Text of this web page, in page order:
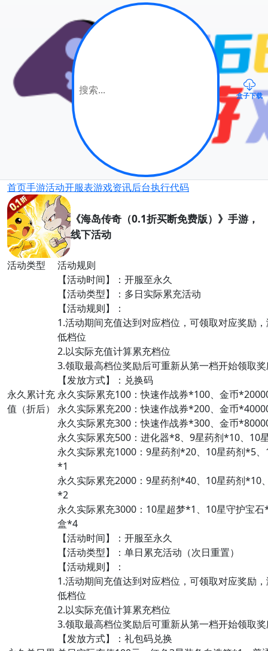
盒子下载
首页手游活动开服表游戏资讯后台执行代码
《海岛传奇（0.1折买断免费版）》手游，
线下活动
活动类型 活动规则
永久累计充
值（折后）
【活动时间】：开服至永久
【活动类型】：多日实际累充活动
【活动规则】：
1.活动期间充值达到对应档位，可领取对应奖励
低档位
2.以实际充值计算累充档位
3.领取最高档位奖励后可重新从第一档开始领取
【发放方式】：兑换码
永久实际累充100：快速作战券*100、金币
永久实际累充200：快速作战券*200、金币
永久实际累充300：快速作战券*300、金币
永久实际累充500：进化器*8、9星药剂*10、10
永久实际累充1000：9星药剂*20、10星药剂*5
*1
永久实际累充2000：9星药剂*40、10星药剂*10
*2
永久实际累充3000：10星超梦*1、10星守护宝
盒*4
【活动时间】：开服至永久
【活动类型】：单日累充活动（次日重置）
【活动规则】：
1.活动期间充值达到对应档位，可领取对应奖励
低档位
2.以实际充值计算累充档位
3.领取最高档位奖励后可重新从第一档开始领取
【发放方式】：礼包码兑换